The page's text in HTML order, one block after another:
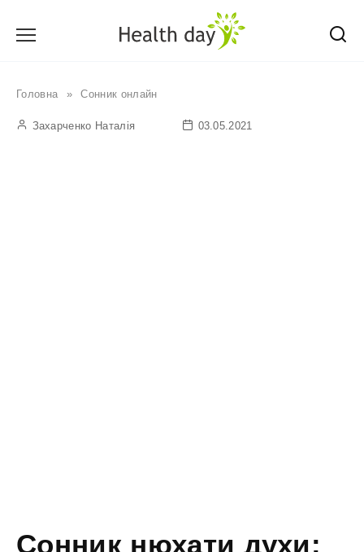
Головна » Сонник онлайн
Захарченко Наталія 03.05.2021
Сонник нюхати духи: